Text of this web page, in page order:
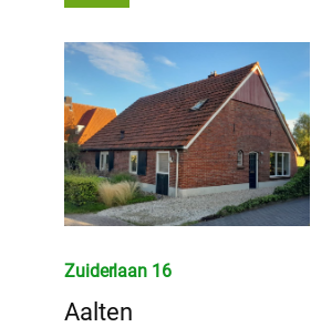
Zuiderlaan 16
Aalten